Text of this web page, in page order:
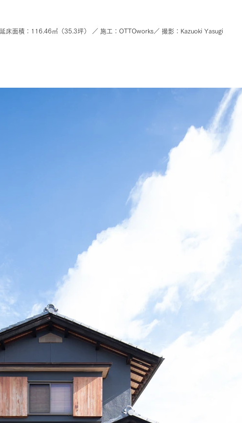
床面積：116.46㎡（35.3坪） ／ 施工：OTTOworks／ 撮影：Kazuoki Yasugi